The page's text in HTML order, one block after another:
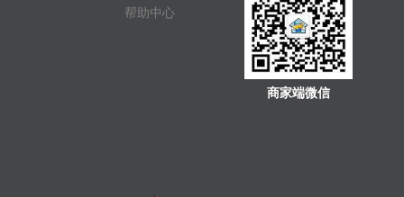
帮助中心
商家端微信